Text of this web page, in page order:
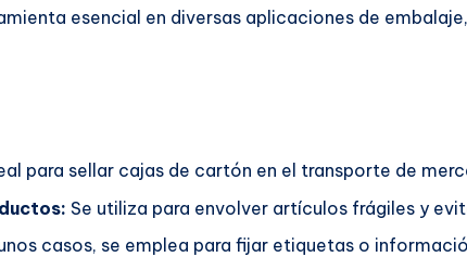
esencial en diversas aplicaciones de
para sellar cajas de cartón en el transporte de
Se utiliza para envolver artículos frágiles y
casos, se emplea para fijar etiquetas o